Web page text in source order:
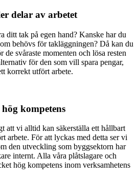
delar av arbetet
ditt tak på egen hand? Kanske har du
behövs för takläggningen? Då kan du
de svåraste momenten och lösa resten
för den som vill spara pengar,
korrekt utfört arbete.
kompetens
att vi alltid kan säkerställa ett hållbart
arbete. För att lyckas med detta ser vi
den utveckling som byggsektorn har
internt. Alla våra plåtslagare och
hög kompetens inom verksamhetens